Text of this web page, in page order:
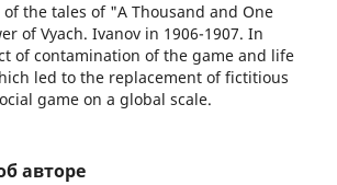
the tales of "A Thousand and One
of Vyach. Ivanov in 1906-1907. In
of contamination of the game and life
led to the replacement of fictitious
game on a global scale.
авторе